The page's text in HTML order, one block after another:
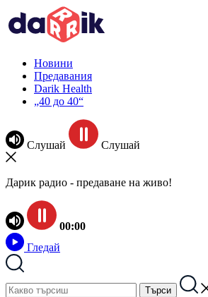
Новини
Предавания
Darik Health
„40 до 40“
Слушай Слушай
Дарик радио - предаване на живо!
00:00
Гледай